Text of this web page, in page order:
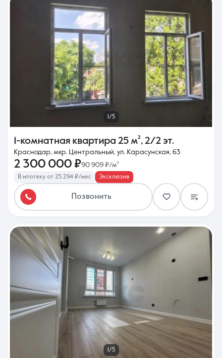
1/5
1-комнатная квартира 25 м², 2/2 эт.
Краснодар, мкр. Центральный, ул. Карасунская, 63
2 300 000 ₽90 909 ₽/м²
В ипотеку от 25 294 ₽/мес Эксклюзив
Позвонить
1/5